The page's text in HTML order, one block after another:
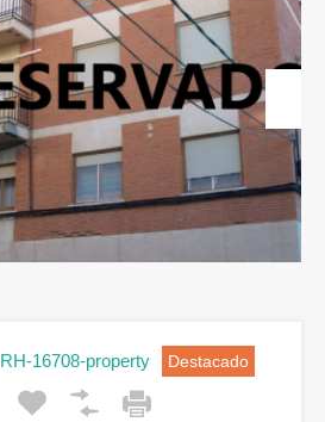
Next
RH-16708-property Destacado